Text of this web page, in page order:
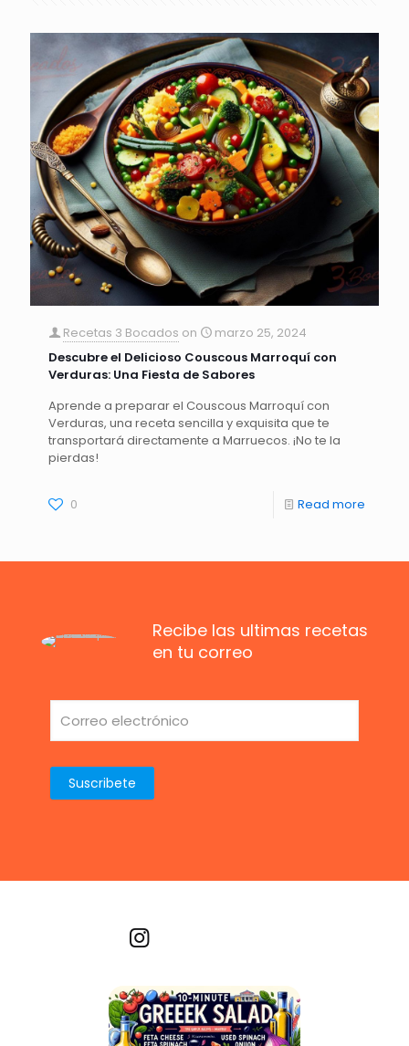
Recetas 3 Bocados on
marzo 25, 2024
Descubre el Delicioso Couscous Marroquí con
Verduras: Una Fiesta de Sabores
Aprende a preparar el Couscous Marroquí con
Verduras, una receta sencilla y exquisita que te
transportará directamente a Marruecos. ¡No te la
pierdas!
0 Read more
Recibe las ultimas recetas
en tu correo